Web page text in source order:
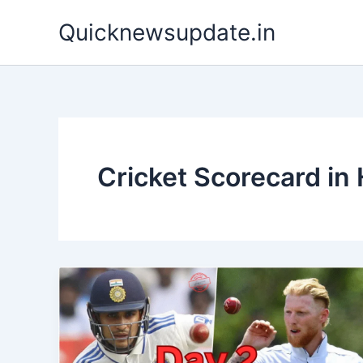
Quicknewsupdate.in
Cricket Scorecard in